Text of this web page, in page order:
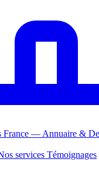
France — Annuaire &
services Témoignages